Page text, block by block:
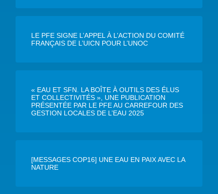
LE PFE SIGNE L’APPEL À L’ACTION DU COMITÉ
FRANÇAIS DE L’UICN POUR L’UNOC
« EAU ET SFN. LA BOÎTE À OUTILS DES ÉLUS
ET COLLECTIVITÉS », UNE PUBLICATION
PRÉSENTÉE PAR LE PFE AU CARREFOUR DES
GESTION LOCALES DE L’EAU 2025
[MESSAGES COP16] UNE EAU EN PAIX AVEC LA
NATURE